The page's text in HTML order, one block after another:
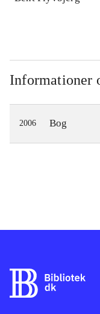
Informationer
2006 Bog